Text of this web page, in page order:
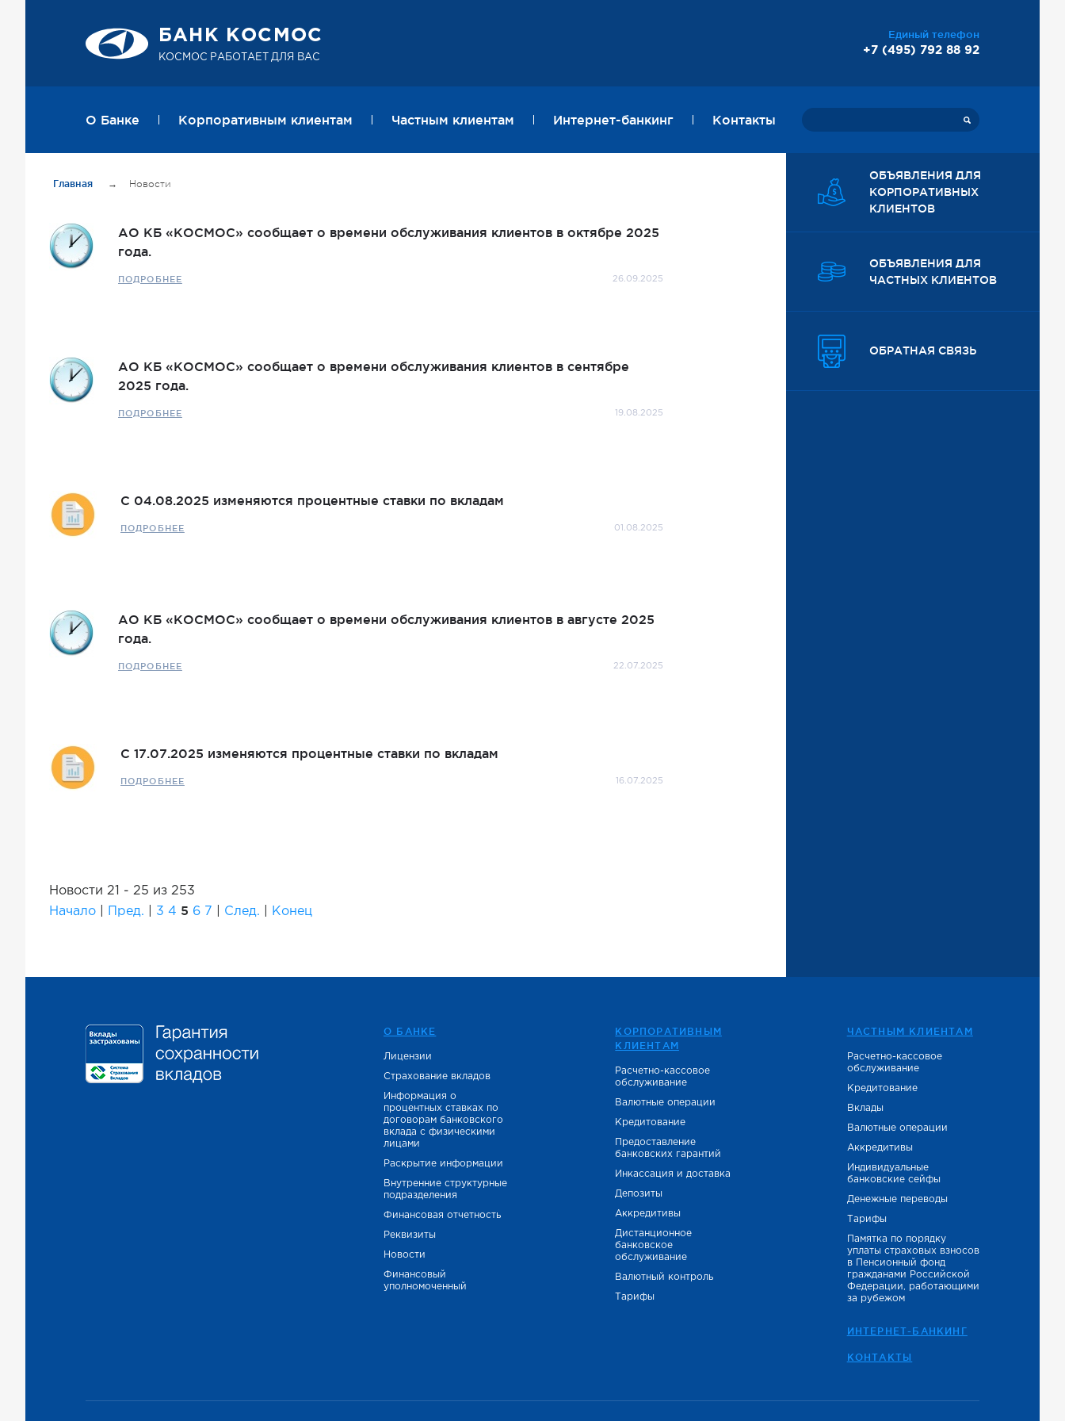
БАНК КОСМОС
КОСМОС РАБОТАЕТ ДЛЯ ВАС
Единый телефон
+7 (495) 792 88 92
О Банке Корпоративным клиентам Частным клиентам Интернет-банкинг Контакты
Главная → Новости
АО КБ «КОСМОС» сообщает о времени обслуживания клиентов в октябре 2025
года.
ПОДРОБНЕЕ 26.09.2025
АО КБ «КОСМОС» сообщает о времени обслуживания клиентов в сентябре
2025 года.
ПОДРОБНЕЕ 19.08.2025
С 04.08.2025 изменяются процентные ставки по вкладам
ПОДРОБНЕЕ 01.08.2025
АО КБ «КОСМОС» сообщает о времени обслуживания клиентов в августе 2025
года.
ПОДРОБНЕЕ 22.07.2025
С 17.07.2025 изменяются процентные ставки по вкладам
ПОДРОБНЕЕ 16.07.2025
Новости 21 - 25 из 253
Начало
Пред. 3 4 5 6 7 След. Конец
ОБЪЯВЛЕНИЯ ДЛЯ
КОРПОРАТИВНЫХ
КЛИЕНТОВ
ОБЪЯВЛЕНИЯ ДЛЯ
ЧАСТНЫХ КЛИЕНТОВ
ОБРАТНАЯ СВЯЗЬ
О БАНКЕ
Лицензии
Страхование вкладов
Информация о
процентных ставках по
договорам банковского
вклада с физическими
лицами
Раскрытие информации
Внутренние структурные
подразделения
Финансовая отчетность
Реквизиты
Новости
Финансовый
уполномоченный
КОРПОРАТИВНЫМ
КЛИЕНТАМ
Расчетно-кассовое
обслуживание
Валютные операции
Кредитование
Предоставление
банковских гарантий
Инкассация и доставка
Депозиты
Аккредитивы
Дистанционное
банковское
обслуживание
Валютный контроль
Тарифы
ЧАСТНЫМ КЛИЕНТАМ
Расчетно-кассовое
обслуживание
Кредитование
Вклады
Валютные операции
Аккредитивы
Индивидуальные
банковские сейфы
Денежные переводы
Тарифы
Памятка по порядку
уплаты страховых взносов
в Пенсионный фонд
гражданами Российской
Федерации, работающими
за рубежом
ИНТЕРНЕТ-БАНКИНГ
КОНТАКТЫ